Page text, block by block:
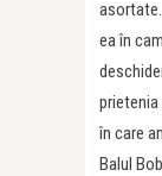
ea în
în care
Balul